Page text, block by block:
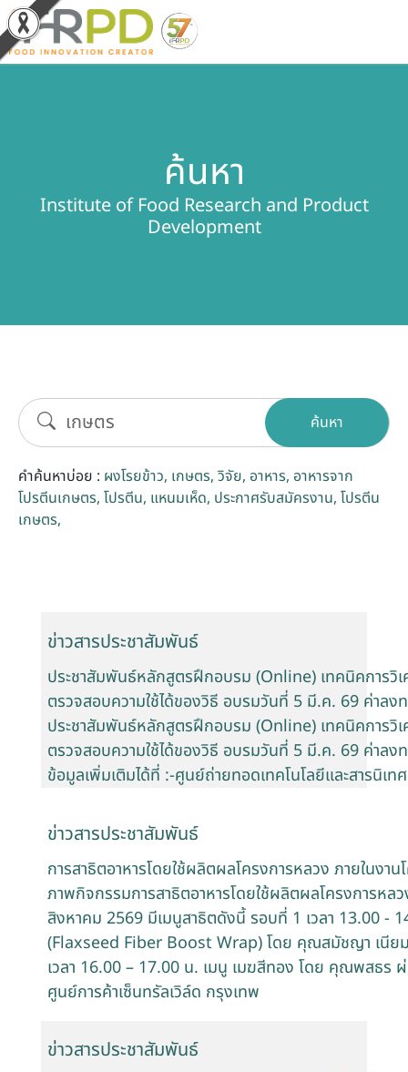
ผลงานวิจัยและนวัตกรรม
ผลิตภัณฑ์และจำหน่าย
บุคลากรสถาบัน
ระบบสารสนเทศ (ใน)
ค้นหา
Institute of Food Research and Product
Development
ค้นหา
คำค้นหาบ่อย : ผงโรยข้าว เกษตร วิจัย อาหาร อาหารจาก
โปรตีนเกษตร โปรตีน แหนมเห็ด ประกาศรับสมัครงาน โปรตีน
เกษตร
ข่าวสารประชาสัมพันธ์
ประชาสัมพันธ์หลักสูตรฝึกอบรม (Online) เทคนิคการวิ
ตรวจสอบความใช้ได้ของวิธี อบรมวันที่ 5 มี.ค. 69 ค่าลง
ประชาสัมพันธ์หลักสูตรฝึกอบรม (Online) เทคนิคการวิ
ตรวจสอบความใช้ได้ของวิธี อบรมวันที่ 5 มี.ค. 69 ค่าลง
ข้อมูลเพิ่มเติมได้ที่ :-ศูนย์ถ่ายทอดเทคโนโลยีและสารนิเท
ข่าวสารประชาสัมพันธ์
การสาธิตอาหารโดยใช้ผลิตผลโครงการหลวง ภายในง
ภาพกิจกรรมการสาธิตอาหารโดยใช้ผลิตผลโครงการหล
สิงหาคม 2569 มีเมนูสาธิตดังนี้ รอบที่ 1 เวลา 13.00 -
(Flaxseed Fiber Boost Wrap) โดย คุณสมัชญา เนีย
เวลา 16.00 – 17.00 น. เมนู เมฆสีทอง โดย คุณพสธ
ศูนย์การค้าเซ็นทรัลเวิล์ด กรุงเทพ
ข่าวสารประชาสัมพันธ์